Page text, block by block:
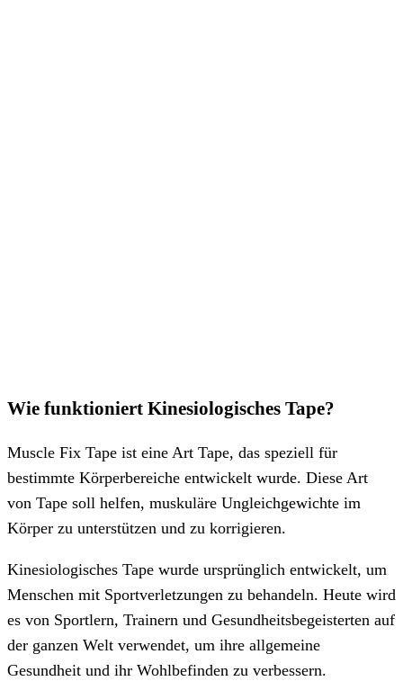
Wie funktioniert Kinesiologisches Tape?
Muscle Fix Tape ist eine Art Tape, das speziell für
bestimmte Körperbereiche entwickelt wurde. Diese Art
von Tape soll helfen, muskuläre Ungleichgewichte im
Körper zu unterstützen und zu korrigieren.
Kinesiologisches Tape wurde ursprünglich entwickelt, um
Menschen mit Sportverletzungen zu behandeln. Heute wird
es von Sportlern, Trainern und Gesundheitsbegeisterten auf
der ganzen Welt verwendet, um ihre allgemeine
Gesundheit und ihr Wohlbefinden zu verbessern.